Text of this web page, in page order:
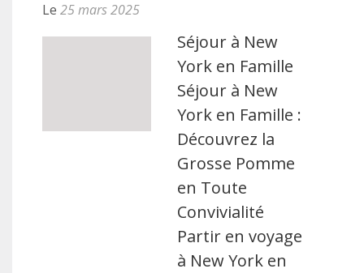
Le 25 mars 2025
Séjour à New
York en Famille
Séjour à New
York en Famille :
Découvrez la
Grosse Pomme
en Toute
Convivialité
Partir en voyage
à New York en